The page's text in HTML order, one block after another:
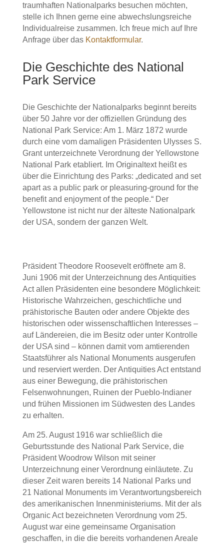
traumhaften Nationalparks besuchen möchten,
stelle ich Ihnen gerne eine abwechslungsreiche
Individualreise zusammen. Ich freue mich auf Ihre
Anfrage über das Kontaktformular.
Die Geschichte des National
Park Service
Die Geschichte der Nationalparks beginnt bereits
über 50 Jahre vor der offiziellen Gründung des
National Park Service: Am 1. März 1872 wurde
durch eine vom damaligen Präsidenten Ulysses S.
Grant unterzeichnete Verordnung der Yellowstone
National Park etabliert. Im Originaltext heißt es
über die Einrichtung des Parks: „dedicated and set
apart as a public park or pleasuring-ground for the
benefit and enjoyment of the people.“ Der
Yellowstone ist nicht nur der älteste Nationalpark
der USA, sondern der ganzen Welt.
Präsident Theodore Roosevelt eröffnete am 8.
Juni 1906 mit der Unterzeichnung des Antiquities
Act allen Präsidenten eine besondere Möglichkeit:
Historische Wahrzeichen, geschichtliche und
prähistorische Bauten oder andere Objekte des
historischen oder wissenschaftlichen Interesses –
auf Ländereien, die im Besitz oder unter Kontrolle
der USA sind – können damit vom amtierenden
Staatsführer als National Monuments ausgerufen
und reserviert werden. Der Antiquities Act entstand
aus einer Bewegung, die prähistorischen
Felsenwohnungen, Ruinen der Pueblo-Indianer
und frühen Missionen im Südwesten des Landes
zu erhalten.
Am 25. August 1916 war schließlich die
Geburtsstunde des National Park Service, die
Präsident Woodrow Wilson mit seiner
Unterzeichnung einer Verordnung einläutete. Zu
dieser Zeit waren bereits 14 National Parks und
21 National Monuments im Verantwortungsbereich
des amerikanischen Innenministeriums. Mit der als
Organic Act bezeichneten Verordnung vom 25.
August war eine gemeinsame Organisation
geschaffen, in die die bereits vorhandenen Areale